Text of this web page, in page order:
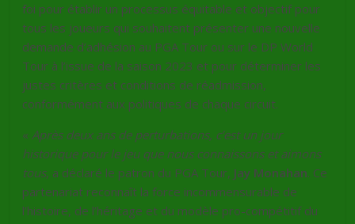
foi pour établir un processus équitable et objectif pour
tous les joueurs qui souhaitent présenter une nouvelle
demande d’adhésion au PGA Tour ou sur le DP World
Tour à l’issue de la saison 2023 et pour déterminer les
justes critères et conditions de réadmission,
conformément aux politiques de chaque circuit.
«Après deux ans de perturbations, c’est un jour
historique pour le jeu que nous connaissons et aimons
tous, a déclaré le patron du PGA Tour, Jay Monahan. Ce
partenariat reconnaît la force incommensurable de
l’histoire, de l’héritage et du modèle pro-compétitif du